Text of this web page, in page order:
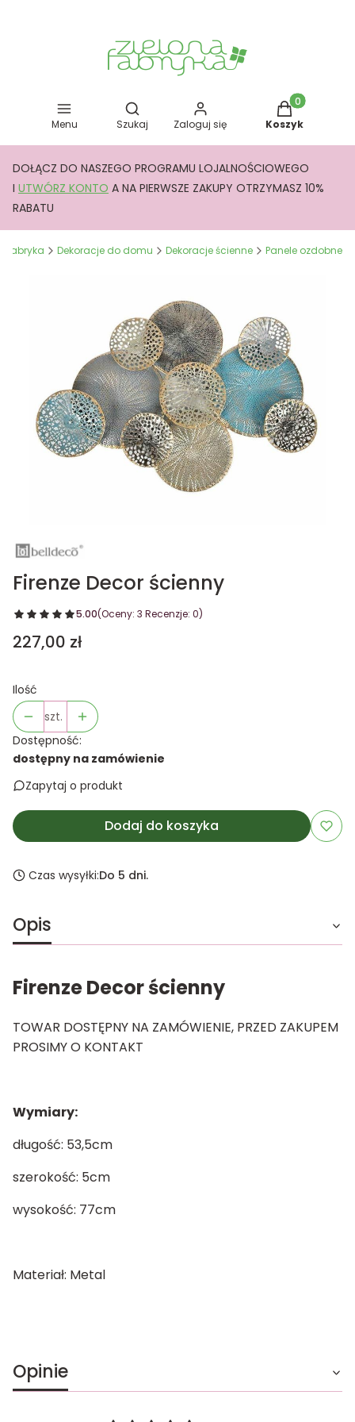
Menu
Otwórz wyszukiwarkę
Szukaj Zaloguj się
Produkty w
Koszyk
DOŁĄCZ DO NASZEGO PROGRAMU LOJALNOŚCIOWEGO
I UTWÓRZ KONTO A NA PIERWSZE ZAKUPY OTRZYMASZ 10%
RABATU
Fabryka Dekoracje do domu Dekoracje ścienne Panele ozdobne
Firenze Decor ścienny
5.00(Oceny: 3 Recenzje: 0)
Cena
227,00 zł
Ilość
szt.
Dostępność:
dostępny na zamówienie
Zapytaj o produkt
Dodaj do koszyka
Czas wysyłki:Do 5 dni.
Opis
Firenze Decor ścienny
TOWAR DOSTĘPNY NA ZAMÓWIENIE, PRZED ZAKUPEM
PROSIMY O KONTAKT
Wymiary:
długość: 53,5cm
szerokość: 5cm
wysokość: 77cm
Materiał: Metal
Opinie